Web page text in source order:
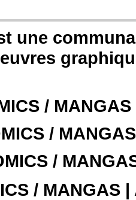
une
/
/
/
/ MANGAS |